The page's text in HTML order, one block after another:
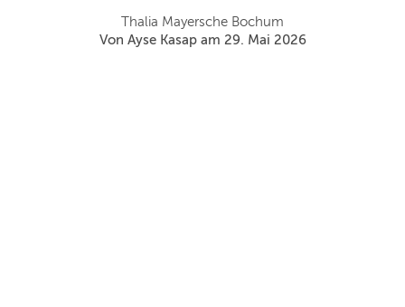
Thalia Mayersche Bochum
Von Ayse Kasap am 29. Mai 2026